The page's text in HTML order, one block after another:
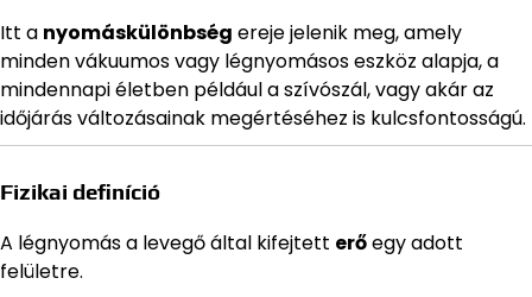
Itt a nyomáskülönbség ereje jelenik meg, amely
minden vákuumos vagy légnyomásos eszköz alapja, a
mindennapi életben például a szívószál, vagy akár az
időjárás változásainak megértéséhez is kulcsfontosságú.
Fizikai definíció
A légnyomás a levegő által kifejtett erőegy adott
felületre.